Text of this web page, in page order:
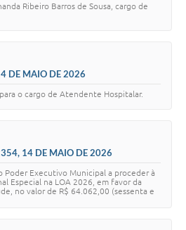
Ribeiro Barros de Sousa, cargo de
DE MAIO DE 2026
o cargo de Atendente Hospitalar.
14 DE MAIO DE 2026
Poder Executivo Municipal a proceder à
Especial na LOA 2026, em favor da
no valor de R$ 64.062,00 (sessenta e